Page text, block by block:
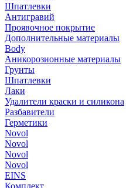
Шпатлевки
Антигравий
Проявочное покрытие
Дополнительные материалы
Body
Аникорозионные материалы
Грунты
Шпатлевки
Лаки
Удалители краски и силикона
Разбавители
Герметики
Novol
Novol
Novol
Novol
EINS
Комплект